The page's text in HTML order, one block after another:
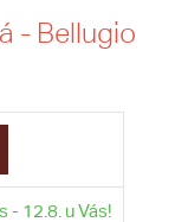
- Bellugio
- 12.8. u Vás!